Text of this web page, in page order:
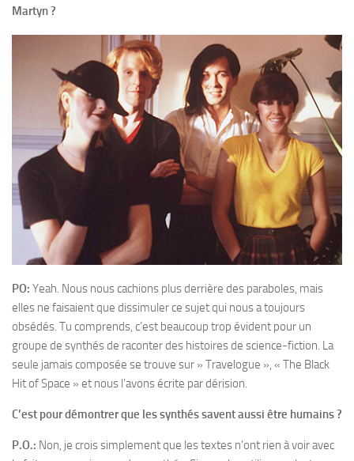
Martyn ?
PO: Yeah. Nous nous cachions plus derrière des paraboles, mais
elles ne faisaient que dissimuler ce sujet qui nous a toujours
obsédés. Tu comprends, c’est beaucoup trop évident pour un
groupe de synthés de raconter des histoires de science-fiction. La
seule jamais composée se trouve sur » Travelogue », « The Black
Hit of Space » et nous l’avons écrite par dérision.
C’est pour démontrer que les synthés savent aussi être humains ?
P.O.: Non, je crois simplement que les textes n’ont rien à voir avec